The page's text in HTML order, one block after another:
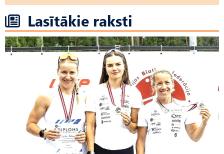
Lasītākie raksti